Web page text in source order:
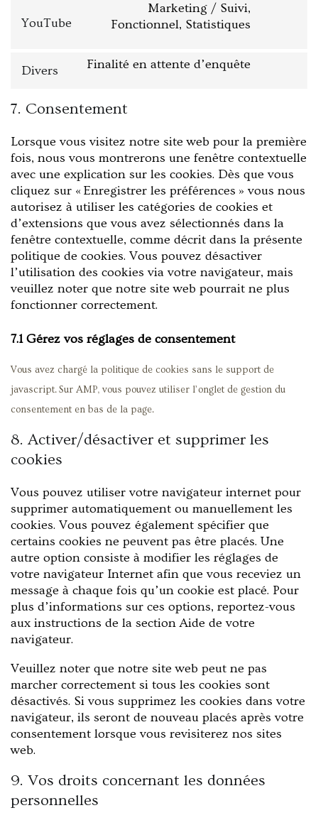
YouTube
Marketing / Suivi,
Fonctionnel, Statistiques
Divers Finalité en attente d’enquête
7. Consentement
Lorsque vous visitez notre site web pour la première
fois, nous vous montrerons une fenêtre contextuelle
avec une explication sur les cookies. Dès que vous
cliquez sur « Enregistrer les préférences » vous nous
autorisez à utiliser les catégories de cookies et
d’extensions que vous avez sélectionnés dans la
fenêtre contextuelle, comme décrit dans la présente
politique de cookies. Vous pouvez désactiver
l’utilisation des cookies via votre navigateur, mais
veuillez noter que notre site web pourrait ne plus
fonctionner correctement.
7.1 Gérez vos réglages de consentement
Vous avez chargé la politique de cookies sans le support de
javascript. Sur AMP, vous pouvez utiliser l’onglet de gestion du
consentement en bas de la page.
8. Activer/désactiver et supprimer les
cookies
Vous pouvez utiliser votre navigateur internet pour
supprimer automatiquement ou manuellement les
cookies. Vous pouvez également spécifier que
certains cookies ne peuvent pas être placés. Une
autre option consiste à modifier les réglages de
votre navigateur Internet afin que vous receviez un
message à chaque fois qu’un cookie est placé. Pour
plus d’informations sur ces options, reportez-vous
aux instructions de la section Aide de votre
navigateur.
Veuillez noter que notre site web peut ne pas
marcher correctement si tous les cookies sont
désactivés. Si vous supprimez les cookies dans votre
navigateur, ils seront de nouveau placés après votre
consentement lorsque vous revisiterez nos sites
web.
9. Vos droits concernant les données
personnelles